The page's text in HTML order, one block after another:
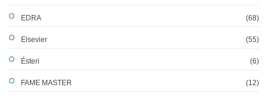
EDRA (68)
Elsevier (55)
Ésteri (6)
FAME MASTER (12)